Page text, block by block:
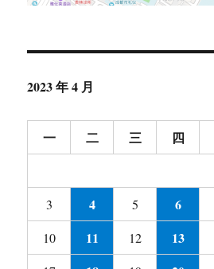
2023 年 4 月
一 二 三 四
3
4 5 6
10
11 12 13